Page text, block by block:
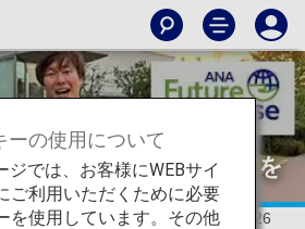
Promiseフォーラムを
2025/12/26
ーの使用について
ジでは、お客様にWEBサイ
ご利用いただくために必要
を使用しています。その他